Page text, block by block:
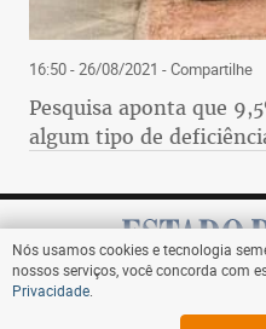
16:50 - 26/08/2021 - Compartilhe
Pesquisa aponta que
algum tipo de
Nós usamos cookies e tecnologia
nossos serviços, você concorda com
Privacidade